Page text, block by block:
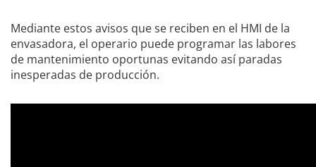
Mediante estos avisos que se reciben en el HMI de la
envasadora, el operario puede programar las labores
de mantenimiento oportunas evitando así paradas
inesperadas de producción.